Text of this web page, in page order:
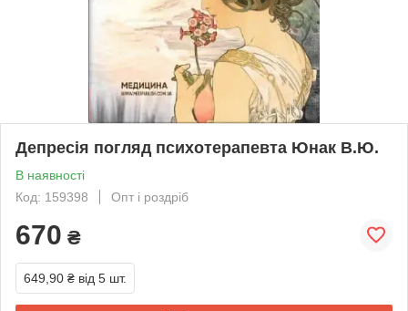
Депресія погляд психотерапевта Юнак В.Ю.
В наявності
Код: 159398
Опт і роздріб
670 ₴
649,90 ₴ від 5 шт.